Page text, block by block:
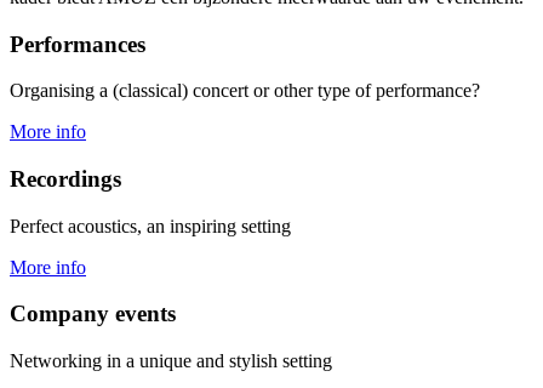
Performances
Organising a (classical) concert or other type of performance?
More info
Recordings
Perfect acoustics, an inspiring setting
More info
Company events
Networking in a unique and stylish setting